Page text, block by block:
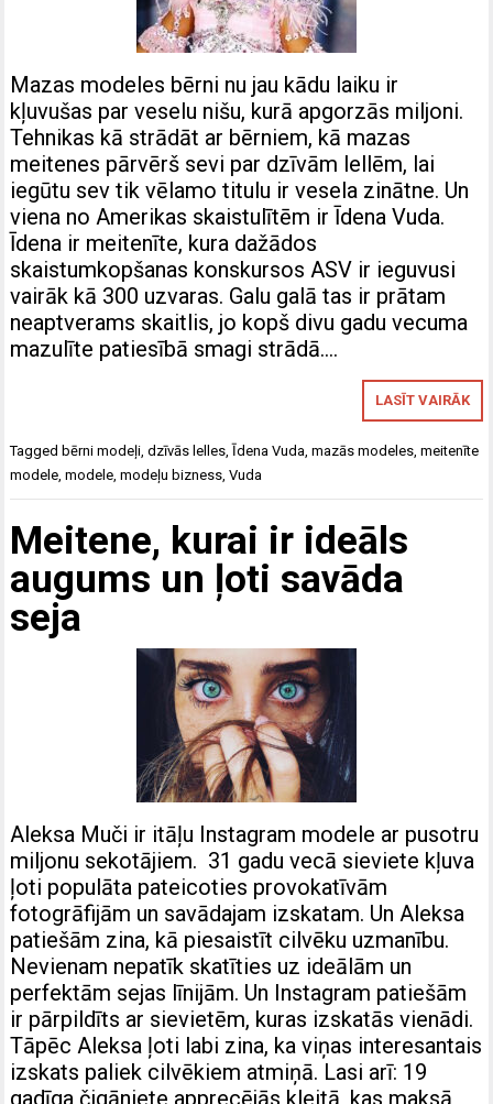
Mazas modeles bērni nu jau kādu laiku ir
kļuvušas par veselu nišu, kurā apgorzās miljoni.
Tehnikas kā strādāt ar bērniem, kā mazas
meitenes pārvērš sevi par dzīvām lellēm, lai
iegūtu sev tik vēlamo titulu ir vesela zinātne. Un
viena no Amerikas skaistulītēm ir Īdena Vuda.
Īdena ir meitenīte, kura dažādos
skaistumkopšanas konskursos ASV ir ieguvusi
vairāk kā 300 uzvaras. Galu galā tas ir prātam
neaptverams skaitlis, jo kopš divu gadu vecuma
mazulīte patiesībā smagi strādā….
LASĪT VAIRĀK
Tagged bērni modeļi,dzīvās lelles, Īdena Vuda,mazās modeles,meitenīte
modele,modele,modeļu bizness,Vuda
Meitene, kurai ir ideāls
augums un ļoti savāda
seja
Aleksa Muči ir itāļu Instagram modele ar pusotru
miljonu sekotājiem. 31 gadu vecā sieviete kļuva
ļoti populāta pateicoties provokatīvām
fotogrāfijām un savādajam izskatam. Un Aleksa
patiešām zina, kā piesaistīt cilvēku uzmanību.
Nevienam nepatīk skatīties uz ideālām un
perfektām sejas līnijām. Un Instagram patiešām
ir pārpildīts ar sievietēm, kuras izskatās vienādi.
Tāpēc Aleksa ļoti labi zina, ka viņas interesantais
izskats paliek cilvēkiem atmiņā. Lasi arī: 19
gadīga čigāniete apprecējās kleitā, kas maksā